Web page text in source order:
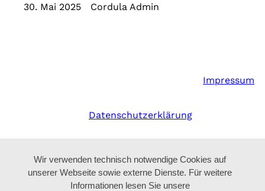
30. Mai 2025 Cordula Admin
Impressum
Datenschutzerklärung
Wir verwenden technisch notwendige Cookies auf
unserer Webseite sowie externe Dienste. Für weitere
Informationen lesen Sie unsere